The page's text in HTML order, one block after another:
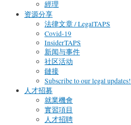
經理
资源分享
法律文章 / LegalTAPS
Covid-19
InsiderTAPS
新闻与事件
社区活动
鏈接
Subscribe to our legal updates!
人才招募
就業機會
實習項目
人才招聘